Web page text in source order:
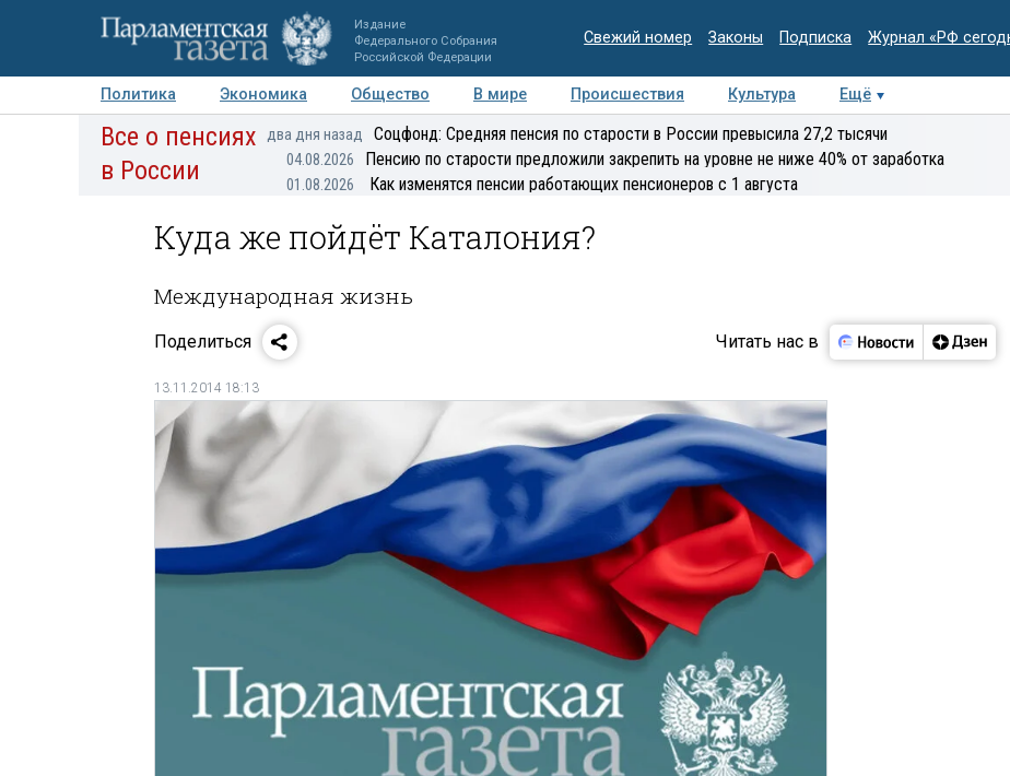
Издание
Федерального Собрания
Российской Федерации
Свежий номер Законы Подписка Журнал «РФ
Политика Экономика Общество В мире Происшествия Культура Ещё
Авторы Персоны Мнения Регионы Медиацентр Интервью Колумнисты
Все о пенсиях
в России
два дня назад Соцфонд: Средняя пенсия по старости в России превысила 27,2 тысячи
04.08.2026 Пенсию по старости предложили закрепить на уровне не ниже 40% от заработка
01.08.2026 Как изменятся пенсии работающих пенсионеров с 1 августа
Куда же пойдёт Каталония?
Международная жизнь
Поделиться Читать нас в
13.11.2014 18:13